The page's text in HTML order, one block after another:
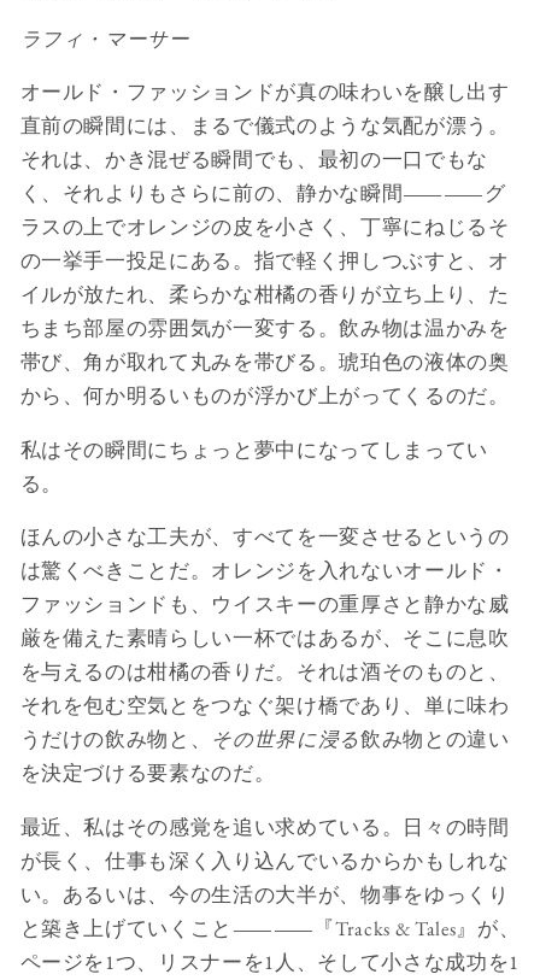
ラフィ・マーサー
オールド・ファッションドが真の味わいを醸し出す
直前の瞬間には、まるで儀式のような気配が漂う。
それは、かき混ぜる瞬間でも、最初の一口でもな
く、それよりもさらに前の、静かな瞬間――グ
ラスの上でオレンジの皮を小さく、丁寧にねじるそ
の一挙手一投足にある。指で軽く押しつぶすと、オ
イルが放たれ、柔らかな柑橘の香りが立ち上り、た
ちまち部屋の雰囲気が一変する。飲み物は温かみを
帯び、角が取れて丸みを帯びる。琥珀色の液体の奥
から、何か明るいものが浮かび上がってくるのだ。
私はその瞬間にちょっと夢中になってしまってい
る。
ほんの小さな工夫が、すべてを一変させるというの
は驚くべきことだ。オレンジを入れないオールド・
ファッションドも、ウイスキーの重厚さと静かな威
厳を備えた素晴らしい一杯ではあるが、そこに息吹
を与えるのは柑橘の香りだ。それは酒そのものと、
それを包む空気とをつなぐ架け橋であり、単に味わ
うだけの飲み物と、 その世界に浸る飲み物との違い
を決定づける要素なのだ。
最近、私はその感覚を追い求めている。日々の時間
が長く、仕事も深く入り込んでいるからかもしれな
い。あるいは、今の生活の大半が、物事をゆっくり
と築き上げていくこと――『Tracks & Tales』が、
ページを1つ、リスナーを1人、そして小さな成功を1